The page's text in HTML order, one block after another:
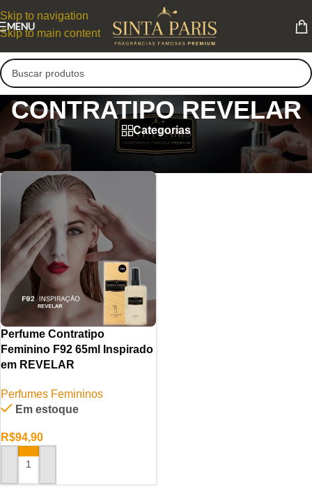
Skip to navigation
Skip to main content
MENU
CONTRATIPO REVELAR
Categorias
CONTRATIPO REVELAR
Perfume Contratipo
Feminino F92 65ml Inspirado
em REVELAR
Perfumes Femininos
Em estoque
R$94,90
ADICIONAR AO CARRINHO